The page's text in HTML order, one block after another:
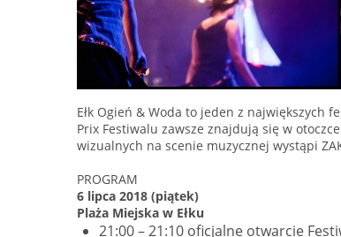
Ełk Ogień & Woda to jeden z największych
Prix Festiwalu zawsze znajdują się w
wizualnych na scenie muzycznej wystąpi
PROGRAM
6 lipca 2018 (piątek)
Plaża Miejska w Ełku
21:00 – 21:10 oficjalne otwarcie